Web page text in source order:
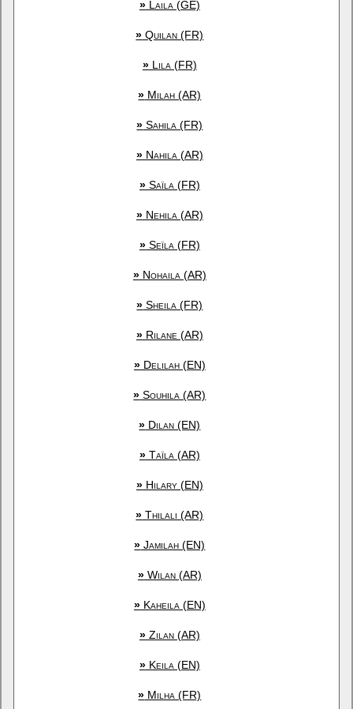
»Laila (GE)
» Quilan (FR)
»Lila (FR)
» Milah (AR)
» Sahila (FR)
»Nahila (AR)
»Saïla (FR)
»Nehila (AR)
»Seïla (FR)
»Nohaila (AR)
» Sheila (FR)
»Rilane (AR)
»Delilah (EN)
» Souhila (AR)
» Dilan (EN)
»Taïla (AR)
»Hilary (EN)
» Thilali (AR)
» Jamilah (EN)
»Wilan (AR)
»Kaheila (EN)
»Zilan (AR)
»Keila (EN)
» Milha (FR)